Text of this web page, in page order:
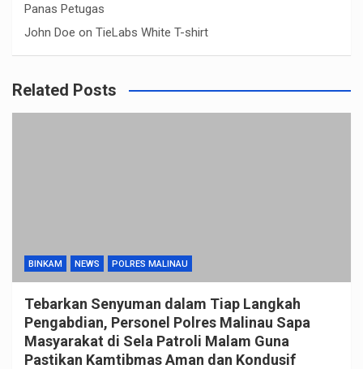
Panas Petugas
John Doe on TieLabs White T-shirt
Related Posts
BINKAM NEWS POLRES MALINAU
Tebarkan Senyuman dalam Tiap Langkah
Pengabdian, Personel Polres Malinau Sapa
Masyarakat di Sela Patroli Malam Guna
Pastikan Kamtibmas Aman dan Kondusif